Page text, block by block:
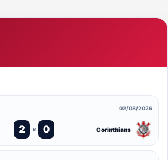
02/08/2026
2 x 0 Corinthians